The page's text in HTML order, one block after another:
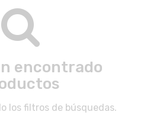
encontrado
los filtros de búsquedas.